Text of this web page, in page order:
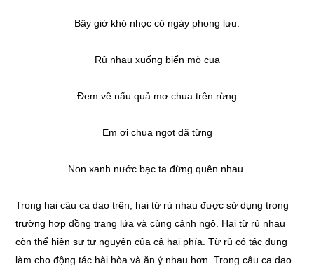
Bây giờ khó nhọc có ngày phong lưu.
Rủ nhau xuống biển mò cua
Đem về nấu quả mơ chua trên rừng
Em ơi chua ngọt đã từng
Non xanh nước bạc ta đừng quên nhau.
Trong hai câu ca dao trên, hai từ rủ nhau được sử dụng trong
trường hợp đồng trang lứa và cùng cảnh ngộ. Hai từ rủ nhau
còn thể hiện sự tự nguyện của cả hai phía. Từ rủ có tác dụng
làm cho động tác hài hòa và ăn ý nhau hơn. Trong câu ca dao